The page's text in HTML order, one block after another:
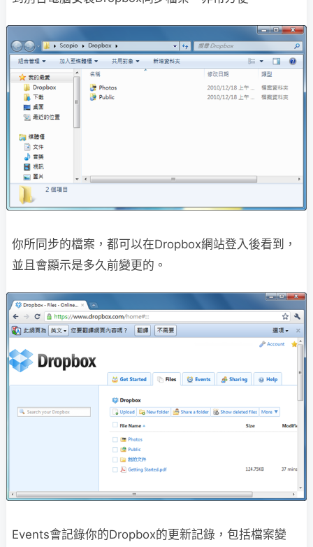
你所同步的檔案，都可以在Dropbox網站登入後看到，
並且會顯示是多久前變更的。
Events會記錄你的Dropbox的更新記錄，包括檔案變